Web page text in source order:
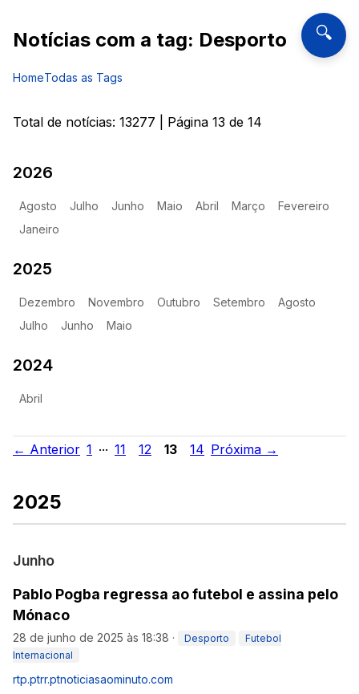
🔍
Notícias com a tag: Desporto
HomeTodas as Tags
Total de notícias: 13277 | Página 13 de 14
2026
Agosto Julho Junho Maio Abril Março
Fevereiro
Janeiro
2025
Dezembro Novembro Outubro Setembro
Agosto
Julho
Junho Maio
2024
Abril
← Anterior 1 ... 11 12 13 14 Próxima →
2025
Junho
Pablo Pogba regressa ao futebol e assina pelo
Mónaco
28 de junho de 2025 às 18:38 · Desporto
Futebol
Internacional
rtp.ptrr.ptnoticiasaominuto.com